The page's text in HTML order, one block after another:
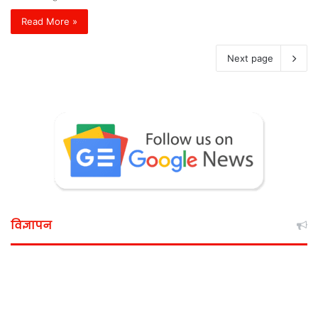
Read More »
Next page
विज्ञापन